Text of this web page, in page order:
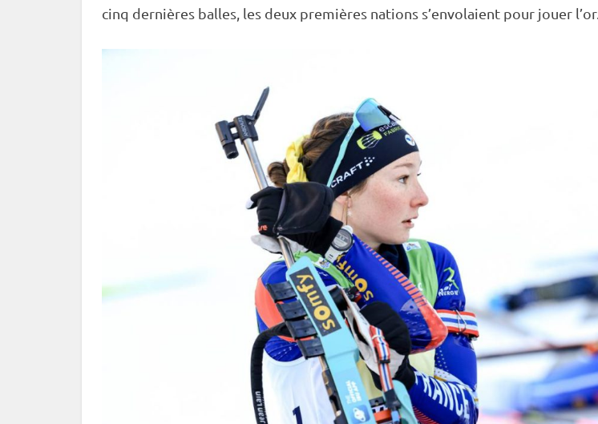
cinq dernières balles, les deux premières nations s’envolaient pour jouer l’or.